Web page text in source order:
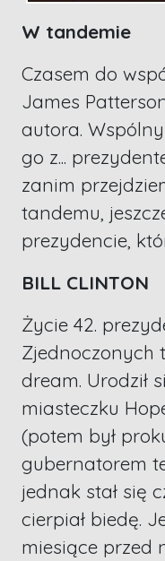
W tandemie
Czasem do
James
autora.
go z...
zanim
tandemu,
prezydencie,
BILL CLINTON
Życie 42.
Zjednoczonych
dream. Urodził
miasteczku
(potem był
gubernatorem
jednak stał się
cierpiał biedę.
miesiące przed